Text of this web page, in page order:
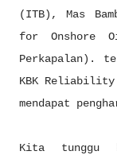
(ITB), Mas
for Onshore
Perkapalan).
KBK Reliability
mendapat
Kita tunggu